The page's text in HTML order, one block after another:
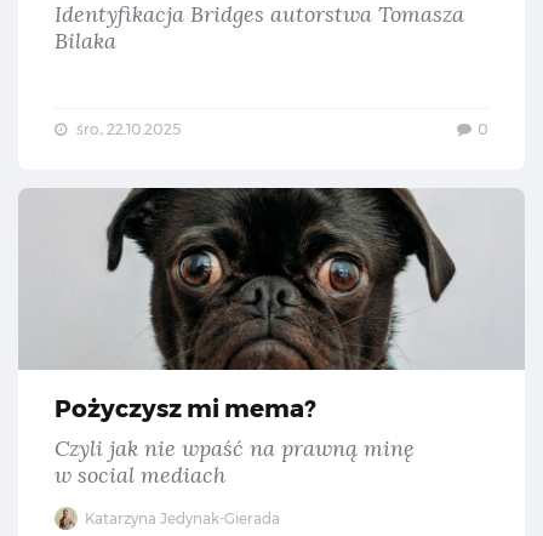
Identyfikacja Bridges autorstwa Tomasza
Bilaka
śro., 22.10.2025 0
Pożyczysz mi mema?
Czyli jak nie wpaść na prawną minę
w social mediach
Katarzyna Jedynak-Gierada